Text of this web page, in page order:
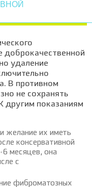
доброкачественной
удаление
В противном
не сохранять
другим показаниям
желание их иметь
консервативной
месяцев, она
с
фиброматозных